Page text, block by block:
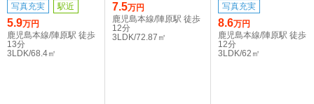
写真充実 駅近
5.9万円
鹿児島本線/陣原駅 徒歩
13分
3LDK/68.4㎡
7.5万円
鹿児島本線/陣原駅 徒歩
12分
3LDK/72.87㎡
写真充実
8.6万円
鹿児島本線/陣原駅 徒歩
12分
3LDK/62㎡